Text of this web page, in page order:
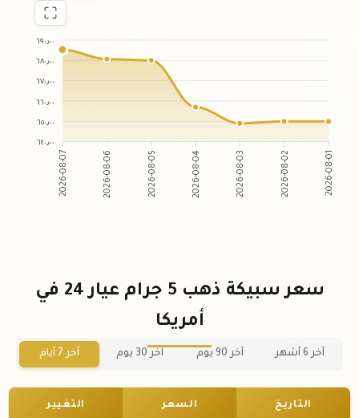
٦٩٠٫٠٠
٦٨٠٫٠٠
٦٧٠٫٠٠
٦٦٠٫٠٠
٦٥٠٫٠٠
٦٤٠٫٠٠
2026-08-07 2026-08-06 2026-08-05 2026-08-04 2026-08-03 2026-08-02 2026-08-01
سعر سبيكة ذهب 5 جرام عيار 24 في
أمريكا
آخر 6 أشهر آخر 90 يوم آخر 30 يوم آخر 7 أيام
التاريخ السعر التغيير